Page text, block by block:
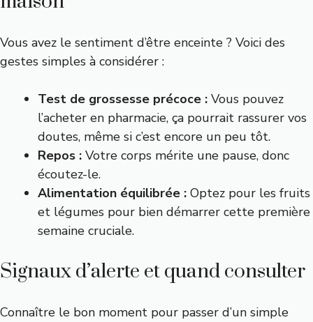
Vous avez le sentiment d’être enceinte ? Voici des
gestes simples à considérer :
Test de grossesse précoce : Vous pouvez
l’acheter en pharmacie, ça pourrait rassurer vos
doutes, même si c’est encore un peu tôt.
Repos : Votre corps mérite une pause, donc
écoutez-le.
Alimentation équilibrée : Optez pour les fruits
et légumes pour bien démarrer cette première
semaine cruciale.
Signaux d’alerte et quand consulter
Connaître le bon moment pour passer d’un simple